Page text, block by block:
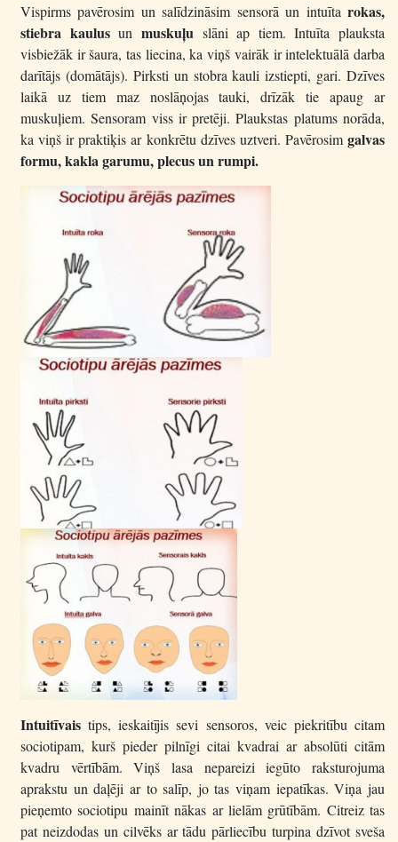
Vispirms pavērosim un salīdzināsim sensorā un intuīta rokas,
stiebra kaulusun muskuļuslāni ap tiem. Intuīta plauksta
visbiežāk ir šaura, tas liecina, ka viņš vairāk ir intelektuālā darba
darītājs (domātājs). Pirksti un stobra kauli izstiepti, gari. Dzīves
laikā uz tiem maz noslāņojas tauki, drīzāk tie apaug ar
muskuļiem. Sensoram viss ir pretēji. Plaukstas platums norāda,
ka viņš ir praktiķis ar konkrētu dzīves uztveri. Pavērosim galvas
formu, kakla garumu, plecus un rumpi.
Intuitīvais tips, ieskaitījis sevi sensoros, veic piekritību citam
sociotipam, kurš pieder pilnīgi citai kvadrai ar absolūti citām
kvadru vērtībām. Viņš lasa nepareizi iegūto raksturojuma
aprakstu un daļēji ar to salīp, jo tas viņam iepatīkas. Viņa jau
pieņemto sociotipu mainīt nākas ar lielām grūtībām. Citreiz tas
pat neizdodas un cilvēks ar tādu pārliecību turpina dzīvot sveša